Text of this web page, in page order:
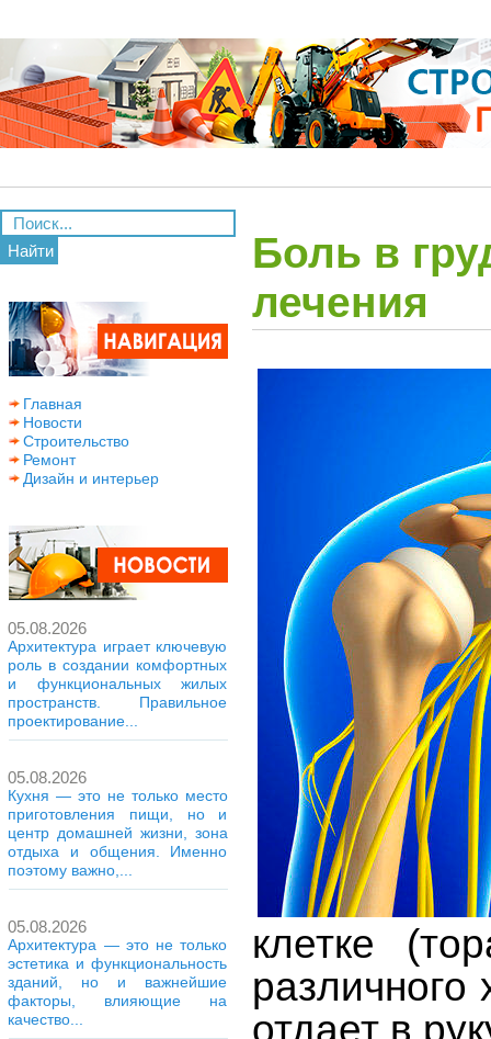
Найти
Главная
Новости
Строительство
Ремонт
Дизайн и интерьер
05.08.2026
Архитектура играет ключевую
роль в создании комфортных
и функциональных жилых
пространств. Правильное
проектирование...
05.08.2026
Кухня — это не только место
приготовления пищи, но и
центр домашней жизни, зона
отдыха и общения. Именно
поэтому важно,...
05.08.2026
Архитектура — это не только
эстетика и функциональность
зданий, но и важнейшие
факторы, влияющие на
качество...
Боль в
лечения
клетке
различного
отдает в